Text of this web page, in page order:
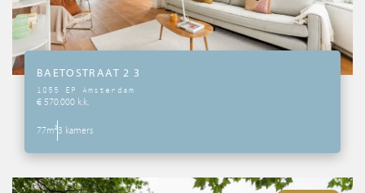
Tips & Tricks
Contact
BAETOSTRAAT 2 3
1055 EP Amsterdam
€ 570.000 k.k.
77m²3 kamers